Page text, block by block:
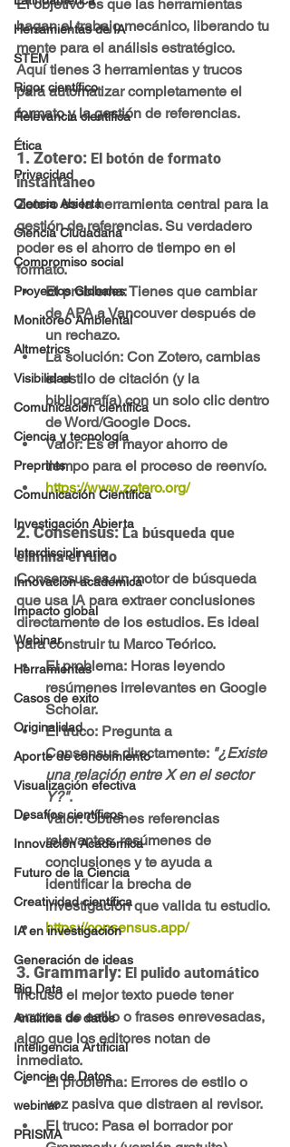
Herramientas de IA
STEM
Rigor científico
Relevancia científica
Ética
Privacidad
Ciencia Abierta
Ciencia Ciudadana
Compromiso social
Proyectos Globales
Monitoreo Ambiental
Altmetrics
Visibilidad
Comunicación científica
Ciencia y tecnología
Preprints
Comunicación Científica
Investigación Abierta
Interdisciplinario
Innovación académica
Impacto global
Webinar
Herramientas
Casos de exito
Originalidad
Aporte de conocimiento
Visualización efectiva
Desafíos científicos
Innovación Académica
Futuro de la Ciencia
Creatividad científica
IA en investigación
Generación de ideas
Big Data
Analitica de datos
Inteligencia Artificial
Ciencia de Datos
webinar
PRISMA
El objetivo es que las herramientas
hagan el trabajo mecánico, liberando tu
mente para el análisis estratégico.
Aquí tienes 3 herramientas y trucos
para automatizar completamente el
formato y la gestión de referencias.
1. Zotero: El botón de formato
instantáneo
Zotero es la herramienta central para la
gestión de referencias. Su verdadero
poder es el ahorro de tiempo en el
formato.
El problema: Tienes que cambiar
de APA a Vancouver después de
un rechazo.
La solución: Con Zotero, cambias
el estilo de citación (y la
bibliografía) con un solo clic dentro
de Word/Google Docs.
Valor: Es el mayor ahorro de
tiempo para el proceso de reenvío.
https://www.zotero.org/
2. Consensus: La búsqueda que
elimina el ruido
Consensus es un motor de búsqueda
que usa IA para extraer conclusiones
directamente de los estudios. Es ideal
para construir tu Marco Teórico.
El problema: Horas leyendo
resúmenes irrelevantes en Google
Scholar.
El truco: Pregunta a
Consensus directamente: "¿Existe
una relación entre X en el sector
Y?".
Valor: Obtienes referencias
relevantes, resúmenes de
conclusiones y te ayuda a
identificar la brecha de
investigación que valida tu estudio.
https://consensus.app/
3. Grammarly: El pulido automático
Incluso el mejor texto puede tener
errores de estilo o frases enrevesadas,
algo que los editores notan de
inmediato.
El problema: Errores de estilo o
voz pasiva que distraen al revisor.
El truco: Pasa el borrador por